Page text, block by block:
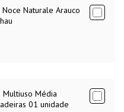
Naturale Arauco
Média
01 unidade